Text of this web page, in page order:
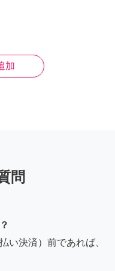
加
問
い決済）前であれば、